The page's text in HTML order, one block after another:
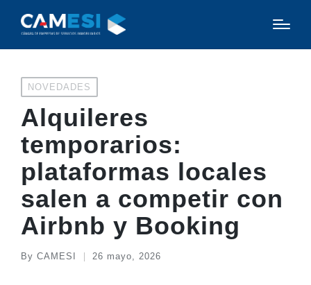
Posted
in
NOVEDADES
Alquileres
temporarios:
plataformas locales
salen a competir con
Airbnb y Booking
Posted
By CAMESI 26 mayo, 2026